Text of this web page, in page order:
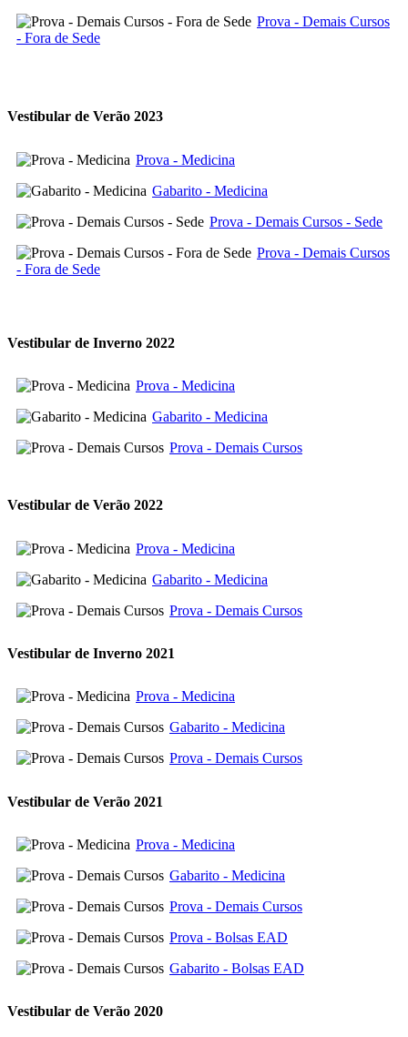
Prova - Demais Cursos
- Fora de Sede
Vestibular de Verão 2023
Prova - Medicina
Gabarito - Medicina
Prova - Demais Cursos - Sede
Prova - Demais Cursos
- Fora de Sede
Vestibular de Inverno 2022
Prova - Medicina
Gabarito - Medicina
Prova - Demais Cursos
Vestibular de Verão 2022
Prova - Medicina
Gabarito - Medicina
Prova - Demais Cursos
Vestibular de Inverno 2021
Prova - Medicina
Gabarito - Medicina
Prova - Demais Cursos
Vestibular de Verão 2021
Prova - Medicina
Gabarito - Medicina
Prova - Demais Cursos
Prova - Bolsas EAD
Gabarito - Bolsas EAD
Vestibular de Verão 2020